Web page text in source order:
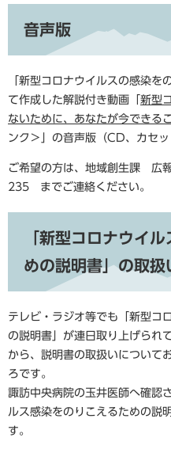
音声版
「新型コロナウイルスの感染を
て作成した解説付き動画「 新型
ないために、あなたが今できる
ンク＞
」の音声版（CD、カセ
ご希望の方は、地域創生課
235 までご連絡ください。
「新型コロナウイ
めの説明書」の取扱
テレビ・ラジオ等でも「新型コ
の説明書」が連日取り上げられ
から、説明書の取扱いについて
ろです。
諏訪中央病院の玉井医師へ確認
ルス感染をのりこえるための説
す。